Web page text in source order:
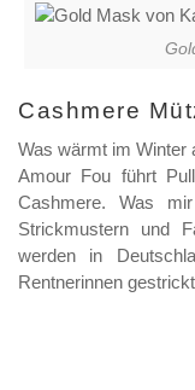
Cashmere
Was wärmt im Winter
Amour Fou führt
Cashmere. Was
Strickmustern und
werden in
Rentnerinnen